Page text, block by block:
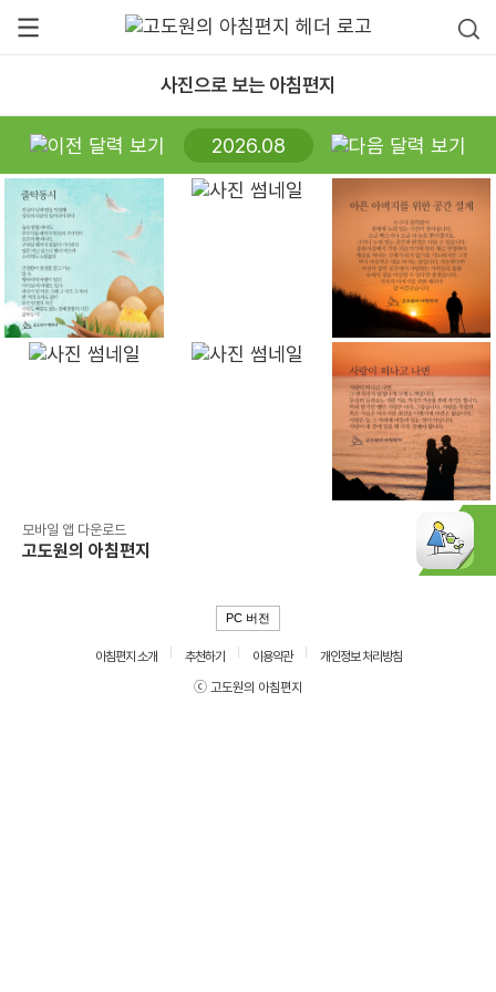
사진으로 보는 아침편지
2026.08
모바일 앱 다운로드
고도원의 아침편지
PC 버전
아침편지 소개 추천하기 이용약관
개인정보 처리방침
ⓒ 고도원의 아침편지